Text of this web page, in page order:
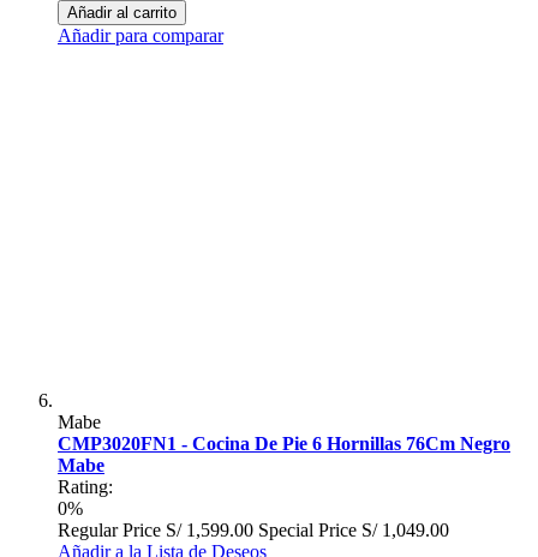
Añadir al carrito
Añadir para comparar
Mabe
CMP3020FN1 - Cocina De Pie 6 Hornillas 76Cm Negro
Mabe
Rating:
0%
Regular Price S/ 1,599.00 Special Price S/ 1,049.00
Añadir a la Lista de Deseos